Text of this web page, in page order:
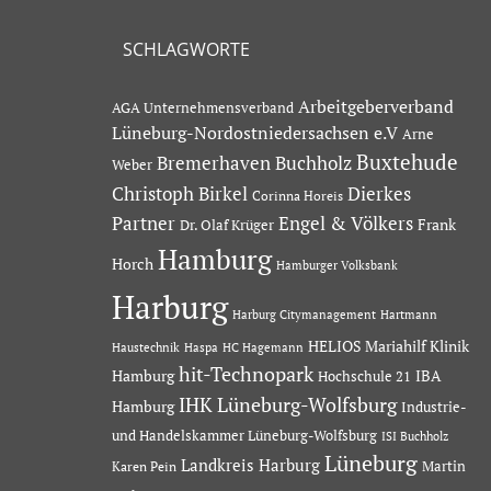
SCHLAGWORTE
AGA Unternehmensverband Arbeitgeberverband
Lüneburg-Nordostniedersachsen e.V Arne
Weber BremerhavenBuchholzBuxtehude
Christoph Birkel Corinna Horeis Dierkes
Partner Dr. Olaf Krüger Engel & Völkers Frank
Horch Hamburg Hamburger Volksbank
Harburg Harburg Citymanagement Hartmann
Haustechnik Haspa HC Hagemann HELIOS Mariahilf Klinik
Hamburg hit-Technopark Hochschule 21 IBA
Hamburg IHK Lüneburg-Wolfsburg Industrie-
und Handelskammer Lüneburg-Wolfsburg ISI Buchholz
Karen Pein Landkreis Harburg Lüneburg Martin